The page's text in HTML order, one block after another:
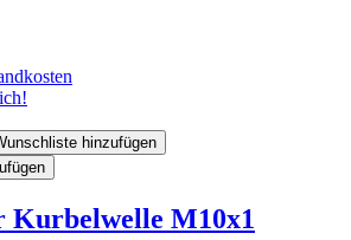
hinzufügen
Kurbelwelle M10x1